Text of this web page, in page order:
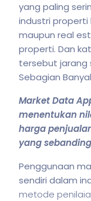
yang paling
industri properti
maupun real
properti. Dan
tersebut jarang
Sebagian
Market Data
menentukan
harga
yang
Penggunaan
sendiri dalam
metode